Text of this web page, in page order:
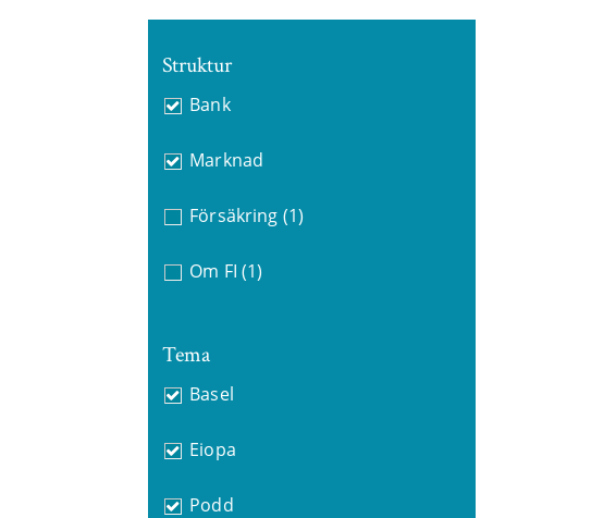
Struktur
Bank
Marknad
Försäkring (1)
Om FI (1)
Tema
Basel
Eiopa
Podd